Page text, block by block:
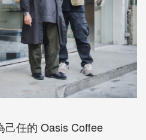
己任的 Oasis Coffee